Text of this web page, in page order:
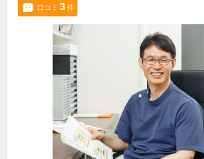
口コミ 3件